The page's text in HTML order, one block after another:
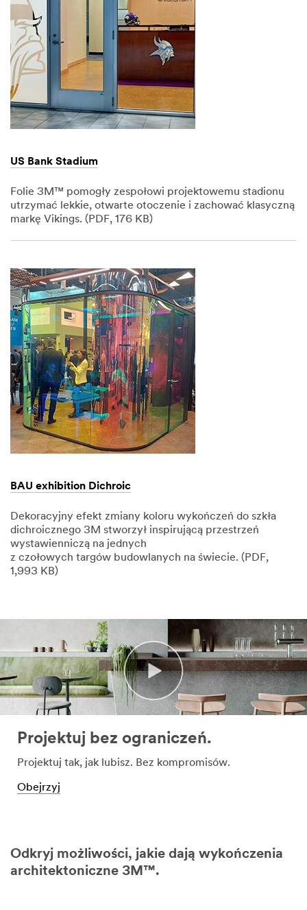
US Bank Stadium
Folie 3M™ pomogły zespołowi projektowemu stadionu
utrzymać lekkie, otwarte otoczenie i zachować klasyczną
markę Vikings. (PDF, 176 KB)
1,
BAU exhibition Dichroic
Dekoracyjny efekt zmiany koloru wykończeń do szkła
dichroicznego 3M stworzył inspirującą przestrzeń
wystawienniczą na jednych
z czołowych targów budowlanych na świecie. (PDF,
1,993 KB)
Projektuj bez ograniczeń.
Projektuj tak, jak lubisz. Bez kompromisów.
Obejrzyj
Odkryj możliwości, jakie dają wykończenia
architektoniczne 3M™.